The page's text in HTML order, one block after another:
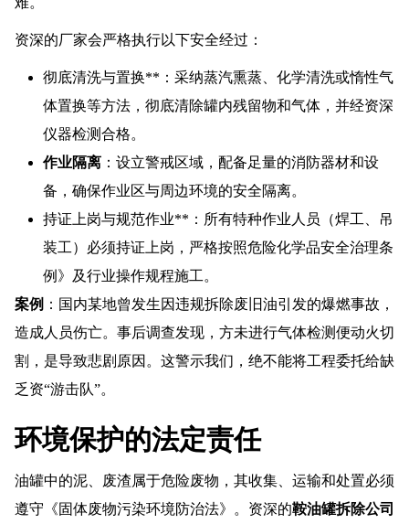
资深的厂家会严格执行以下安全经过：
彻底清洗与置换**：采纳蒸汽熏蒸、化学清洗或惰性气
体置换等方法，彻底清除罐内残留物和气体，并经资深
仪器检测合格。
作业隔离 ：设立警戒区域，配备足量的消防器材和设
备，确保作业区与周边环境的安全隔离。
持证上岗与规范作业**：所有特种作业人员（焊工、吊
装工）必须持证上岗，严格按照危险化学品安全治理条
例》及行业操作规程施工。
案例 ：国内某地曾发生因违规拆除废旧油引发的爆燃事故，
造成人员伤亡。事后调查发现，方未进行气体检测便动火切
割，是导致悲剧原因。这警示我们，绝不能将工程委托给缺
乏资“游击队”。
环境保护的法定责任
油罐中的泥、废渣属于危险废物，其收集、运输和处置必须
遵守《固体废物污染环境防治法》。资深的鞍油罐拆除公司